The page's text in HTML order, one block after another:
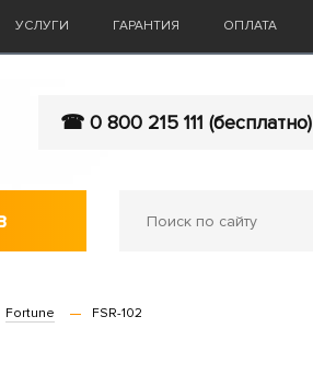
УСЛУГИ ГАРАНТИЯ ОПЛАТА
☎ 0 800 215 111 (бесплатно)
Fortune FSR-102